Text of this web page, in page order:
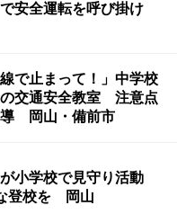
安全運転を呼び掛け
線で止まって！」中学校
交通安全教室 注意点
導 岡山・備前市
小学校で見守り活動
登校を 岡山